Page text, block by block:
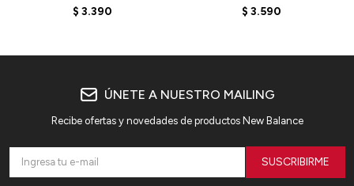
WS41271BK - BLACK
$ 3.390
PRINTED - MS44588BK -
$ 3.590
ÚNETE A NUESTRO MAILING
Recibe ofertas y novedades de productos New Balance
SUSCRIBIRME